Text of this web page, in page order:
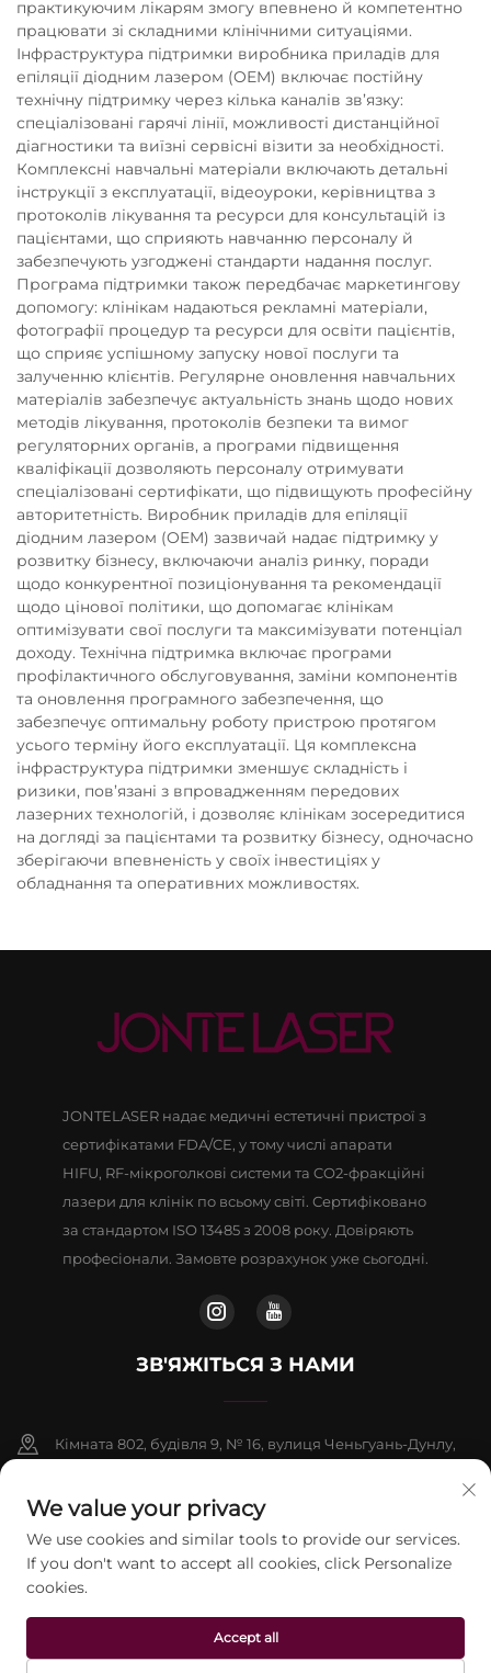
практикуючим лікарям змогу впевнено й компетентно
працювати зі складними клінічними ситуаціями.
Інфраструктура підтримки виробника приладів для
епіляції діодним лазером (OEM) включає постійну
технічну підтримку через кілька каналів зв’язку:
спеціалізовані гарячі лінії, можливості дистанційної
діагностики та виїзні сервісні візити за необхідності.
Комплексні навчальні матеріали включають детальні
інструкції з експлуатації, відеоуроки, керівництва з
протоколів лікування та ресурси для консультацій із
пацієнтами, що сприяють навчанню персоналу й
забезпечують узгоджені стандарти надання послуг.
Програма підтримки також передбачає маркетингову
допомогу: клінікам надаються рекламні матеріали,
фотографії процедур та ресурси для освіти пацієнтів,
що сприяє успішному запуску нової послуги та
залученню клієнтів. Регулярне оновлення навчальних
матеріалів забезпечує актуальність знань щодо нових
методів лікування, протоколів безпеки та вимог
регуляторних органів, а програми підвищення
кваліфікації дозволяють персоналу отримувати
спеціалізовані сертифікати, що підвищують професійну
авторитетність. Виробник приладів для епіляції
діодним лазером (OEM) зазвичай надає підтримку у
розвитку бізнесу, включаючи аналіз ринку, поради
щодо конкурентної позиціонування та рекомендації
щодо цінової політики, що допомагає клінікам
оптимізувати свої послуги та максимізувати потенціал
доходу. Технічна підтримка включає програми
профілактичного обслуговування, заміни компонентів
та оновлення програмного забезпечення, що
забезпечує оптимальну роботу пристрою протягом
усього терміну його експлуатації. Ця комплексна
інфраструктура підтримки зменшує складність і
ризики, пов’язані з впровадженням передових
лазерних технологій, і дозволяє клінікам зосередитися
на догляді за пацієнтами та розвитку бізнесу, одночасно
зберігаючи впевненість у своїх інвестиціях у
обладнання та оперативних можливостях.
JONTELASER надає медичні естетичні пристрої з
сертифікатами FDA/CE, у тому числі апарати
HIFU, RF-мікроголкові системи та CO2-фракційні
лазери для клінік по всьому світі. Сертифіковано
за стандартом ISO 13485 з 2008 року. Довіряють
професіонали. Замовте розрахунок уже сьогодні.
ЗВ'ЯЖІТЬСЯ З НАМИ
Кімната 802, будівля 9, № 16, вулиця Ченьгуань-Дунлу,
+86-13911459627
[email protected]
Авторське право © 2026 Пекінська компанія Jontelaser
Technology CO., LTD. Усі права захищені.
We value your privacy
We use cookies and similar tools to provide our services.
If you don't want to accept all cookies, click Personalize
cookies.
Accept all